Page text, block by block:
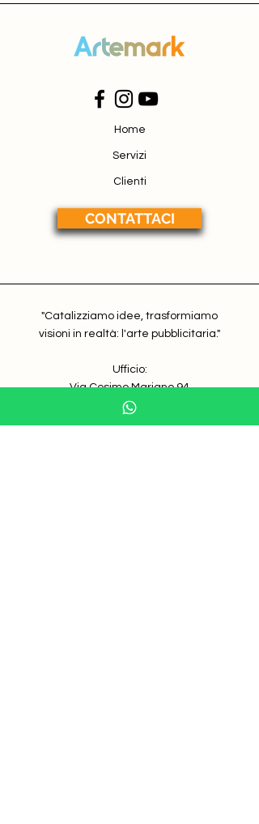
Home
Servizi
Clienti
CONTATTACI
"Catalizziamo idee, trasformiamo
visioni in realtà: l'arte pubblicitaria."
Ufficio:
Via Cosimo Mariano 94
Copertino (LE)